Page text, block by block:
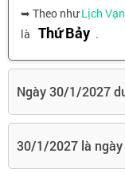
➥ Theo nhưLịch
là Thứ Bảy .
Ngày 30/1/2027
30/1/2027 là ngày